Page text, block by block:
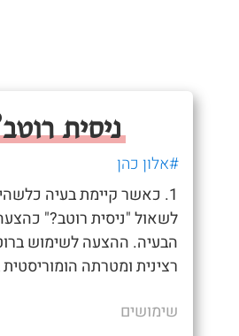
ניסית
#אלון כהן
1. כאשר קיימת בעיה
לשאול "ניסית רוטב?"
הבעיה. ההצעה לשימוש
רצינית ומטרתה
שימושים